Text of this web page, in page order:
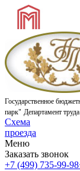
Государственное
парк" Департамент
Схема
проезда
Меню
Заказать звонок
+7 (499) 735-99-98